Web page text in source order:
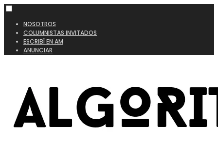
NOSOTROS
COLUMNISTAS INVITADOS
ESCRIBÍ EN AM
ANUNCIAR